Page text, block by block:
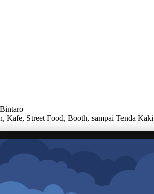
Kafe, Street Food, Booth, sampai Tenda